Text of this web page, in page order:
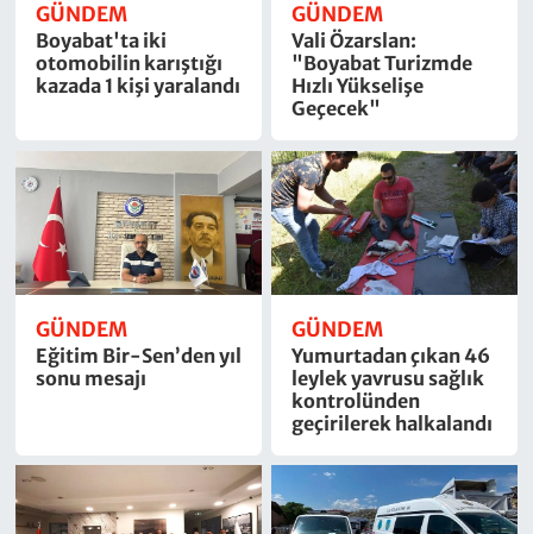
GÜNDEM
Boyabat'ta iki
otomobilin karıştığı
kazada 1 kişi yaralandı
GÜNDEM
Vali Özarslan:
"Boyabat Turizmde
Hızlı Yükselişe
Geçecek"
GÜNDEM
Eğitim Bir-Sen’den yıl
sonu mesajı
GÜNDEM
Yumurtadan çıkan 46
leylek yavrusu sağlık
kontrolünden
geçirilerek halkalandı